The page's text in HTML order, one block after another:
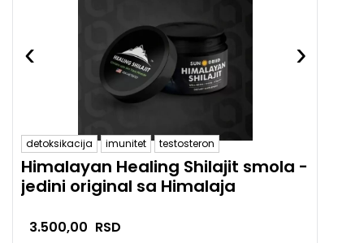
‹ ›
detoksikacija imunitet testosteron
Himalayan Healing Shilajit smola -
jedini original sa Himalaja
3.500,00 RSD